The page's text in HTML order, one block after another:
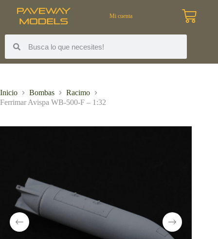
Mi cuenta
Inicio Bombas
Racimo
Ferrimar Avispa WB-500-F – 1:32